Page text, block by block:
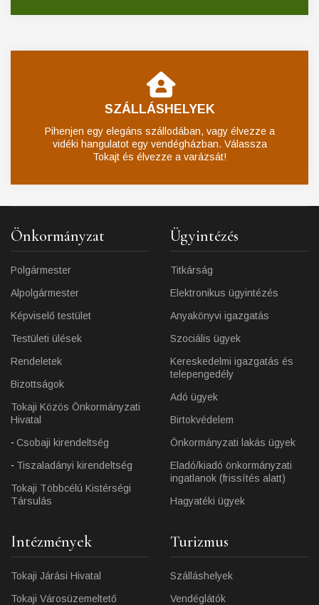
SZÁLLÁSHELYEK
Pihenjen egy elegáns szállodában, vagy élvezze a
vidéki hangulatot egy vendégházban. Válassza
Tokajt és élvezze a varázsát!
Önkormányzat
Polgármester
Alpolgármester
Képviselő testület
Testületi ülések
Rendeletek
Bizottságok
Tokaji Közös Önkormányzati
Hivatal
Csobaji kirendeltség
Tiszaladányi kirendeltség
Tokaji Többcélú Kistérségi
Társulás
Ügyintézés
Titkárság
Elektronikus ügyintézés
Anyakönyvi igazgatás
Szociális ügyek
Kereskedelmi igazgatás és
telepengedély
Adó ügyek
Birtokvédelem
Önkormányzati lakás ügyek
Eladó/kiadó önkormányzati
ingatlanok (frissítés alatt)
Hagyatéki ügyek
Intézmények
Tokaji Járási Hivatal
Tokaji Városüzemeltető
Turizmus
Szálláshelyek
Vendéglátók